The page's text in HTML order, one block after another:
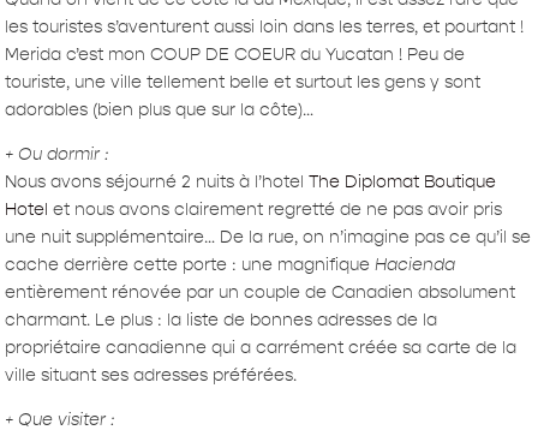
les touristes s’aventurent aussi loin dans les terres, et pourtant !
Merida c’est mon COUP DE COEUR du Yucatan ! Peu de
touriste, une ville tellement belle et surtout les gens y sont
adorables (bien plus que sur la côte)…
+ Ou dormir :
Nous avons séjourné 2 nuits à l’hotelThe Diplomat Boutique
Hotel et nous avons clairement regretté de ne pas avoir pris
une nuit supplémentaire… De la rue, on n’imagine pas ce qu’il se
cache derrière cette porte : une magnifiqueHacienda
entièrement rénovée par un couple de Canadien absolument
charmant. Le plus : la liste de bonnes adresses de la
propriétaire canadienne qui a carrément créée sa carte de la
ville situant ses adresses préférées.
+ Que visiter :